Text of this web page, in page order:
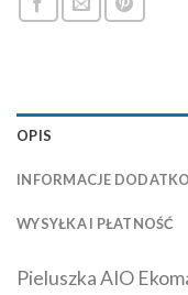
OPIS
INFORMACJE
WYSYŁKA I PŁATNOŚĆ
Pieluszka AIO